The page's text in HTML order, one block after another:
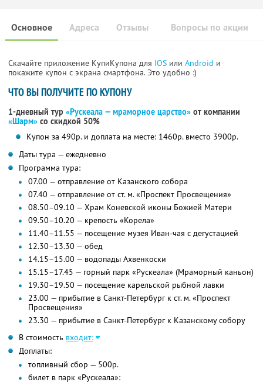
Основное Отзывы Вопросы по акции
Адреса
Скачайте приложение КупиКупона для IOS или Android и
покажите купон с экрана смартфона. Это удобно :)
ЧТО ВЫ ПОЛУЧИТЕ ПО КУПОНУ
1-дневный тур «Рускеала — мраморное царство» от компании
«Шарм» со скидкой 50%
Купон за 490р. и доплата на месте: 1460р. вместо 3900р.
Даты тура — ежедневно
Программа тура:
07.00 — отправление от Казанского собора
07.40 — отправление от ст. м. «Проспект Просвещения»
08.50–09.10 — Храм Коневской иконы Божией Матери
09.50–10.20 — крепость «Корела»
11.40–11.55 — посещение музея Иван-чая с дегустацией
12.30–13.30 — обед
14.15–15.00 — водопады Ахвенкоски
15.15–17.45 — горный парк «Рускеала» (Мраморный каньон)
19.30–19.50 — посещение карельской рыбной лавки
23.00 — прибытие в Санкт-Петербург к ст. м. «Проспект
Просвещения»
23.30 — прибытие в Санкт-Петербург к Казанскому собору
В стоимость входит:
Доплаты:
топливный сбор — 500р.
билет в парк «Рускеала»: